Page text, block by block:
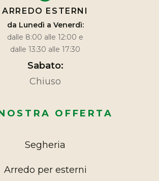
ARREDO ESTERNI
da Lunedì a Venerdì:
dalle 8:00 alle 12:00 e
dalle 13:30 alle 17:30
Sabato:
Chiuso
OFFERTA
Segheria
Arredo per esterni